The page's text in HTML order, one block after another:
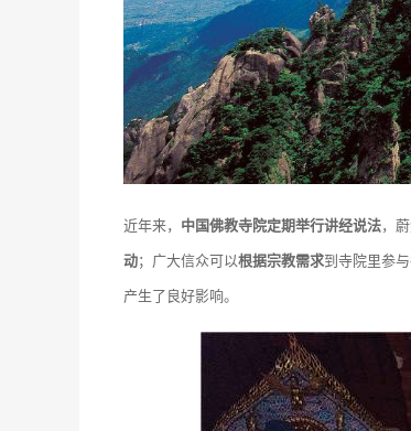
近年来， 中国佛教寺院定期举行讲经说法，
动；广大信众可以根据宗教需求到寺院里参
产生了良好影响。